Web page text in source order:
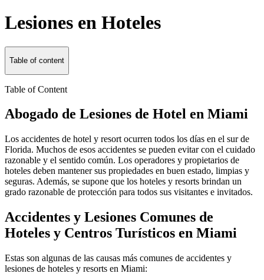
Lesiones en Hoteles
Table of content
Table of Content
Abogado de Lesiones de Hotel en Miami
Los accidentes de hotel y resort ocurren todos los días en el sur de
Florida. Muchos de esos accidentes se pueden evitar con el cuidado
razonable y el sentido común. Los operadores y propietarios de
hoteles deben mantener sus propiedades en buen estado, limpias y
seguras. Además, se supone que los hoteles y resorts brindan un
grado razonable de protección para todos sus visitantes e invitados.
Accidentes y Lesiones Comunes de
Hoteles y Centros Turísticos en Miami
Estas son algunas de las causas más comunes de accidentes y
lesiones de hoteles y resorts en Miami: